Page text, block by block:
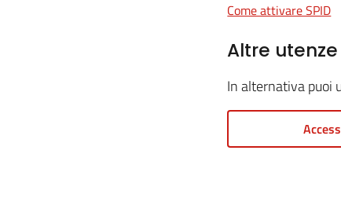
Come attivare SPID
Altre utenze
In alternativa puoi